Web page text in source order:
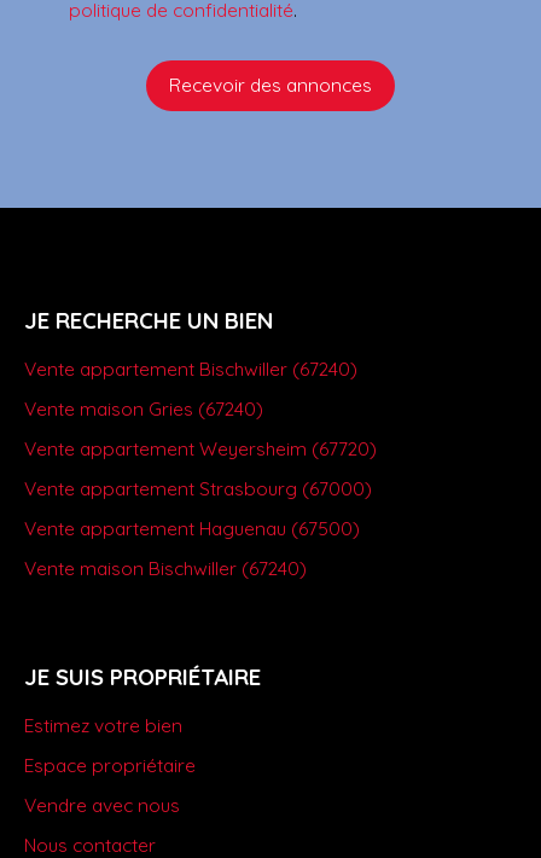
politique de confidentialité.
Recevoir des annonces
JE RECHERCHE UN BIEN
Vente appartement Bischwiller (67240)
Vente maison Gries (67240)
Vente appartement Weyersheim (67720)
Vente appartement Strasbourg (67000)
Vente appartement Haguenau (67500)
Vente maison Bischwiller (67240)
JE SUIS PROPRIÉTAIRE
Estimez votre bien
Espace propriétaire
Vendre avec nous
Nous contacter